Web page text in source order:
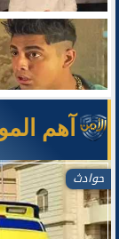
آهم
حوادث